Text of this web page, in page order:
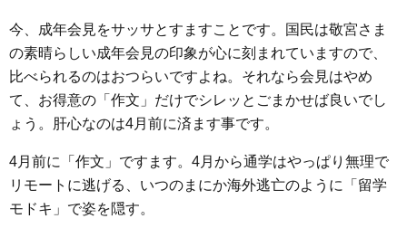
今、成年会見をサッサとすますことです。国民は敬宮さま
の素晴らしい成年会見の印象が心に刻まれていますので、
比べられるのはおつらいですよね。それなら会見はやめ
て、お得意の「作文」だけでシレッとごまかせば良いでし
ょう。肝心なのは4月前に済ます事です。
4月前に「作文」ですます。4月から通学はやっぱり無理で
リモートに逃げる、いつのまにか海外逃亡のように「留学
モドキ」で姿を隠す。